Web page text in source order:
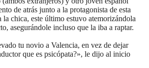
de atrás junto a la protagonista de esta
la chica, este último estuvo atemorizándola
asegurándole incluso que la iba a raptar.
tu novio a Valencia, en vez de dejar
que es psicópata?», le dijo al inicio